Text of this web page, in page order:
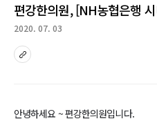
편강한의원, [NH농협은행
2020. 07. 03
sns
안녕하세요 ~ 편강한의원입니다.